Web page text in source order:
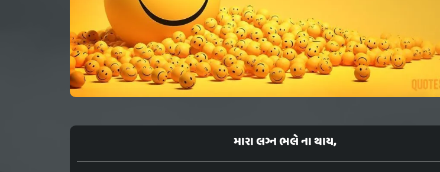
મારા લગ્ન ભલે ના થાય,